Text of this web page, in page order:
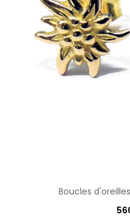
Boucles